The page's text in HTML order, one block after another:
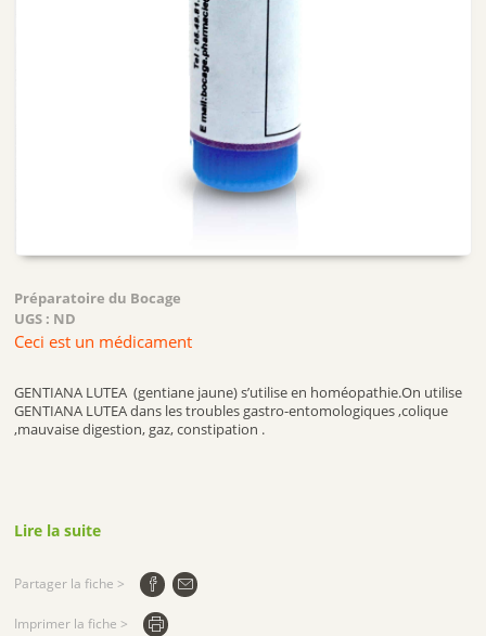
Préparatoire du Bocage
UGS : ND
Ceci est un médicament
GENTIANA LUTEA (gentiane jaune) s’utilise en homéopathie.On utilise
GENTIANA LUTEA dans les troubles gastro-entomologiques ,colique
,mauvaise digestion, gaz, constipation .
Lire la suite
Partager la fiche >
Imprimer la fiche >